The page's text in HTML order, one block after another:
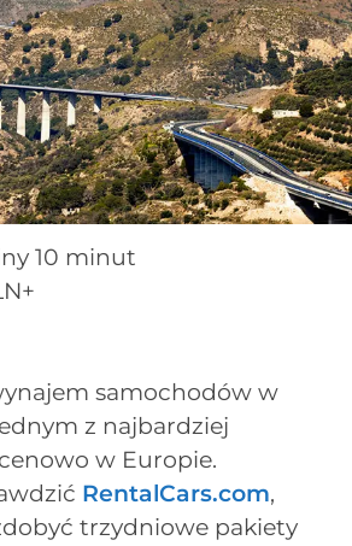
10 minut
samochodów w
z najbardziej
w Europie.
RentalCars.com,
trzydniowe pakiety